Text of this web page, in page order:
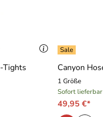
Tights Canyon
1 Größe
Sofort lieferbar
49,95 €*